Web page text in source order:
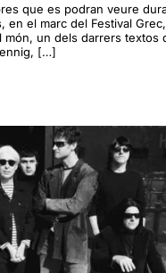
que es podran veure
en el marc del Festival
món, un dels darrers textos
[…]